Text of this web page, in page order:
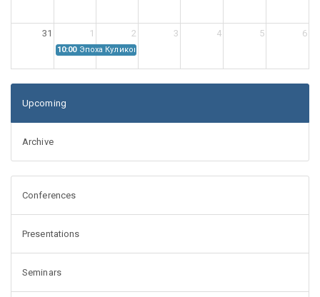
31 1 2 3 4 5 6
10:00 Эпоха Куликовской битвы: Проблемы источниковедения
Upcoming
Archive
Conferences
Presentations
Seminars